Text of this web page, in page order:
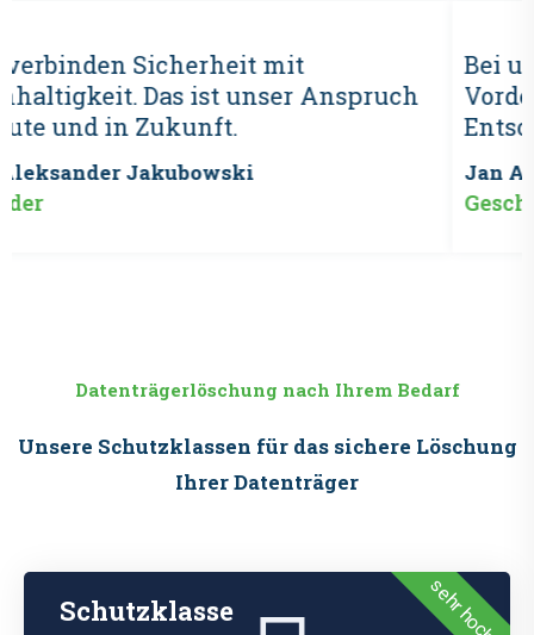
Bei uns steht Datenschutz im
Vordergrund, und nicht nur die reine
Entsorgung.
Jan Aleksander Jakubowski
Datenträgerlöschung nach Ihrem Bedarf
Unsere Schutzklassen für das sichere Löschung
Ihrer Datenträger
sehr hoch
Schutzklasse